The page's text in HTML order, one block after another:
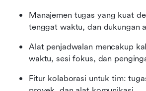
Manajemen tugas yang kuat
tenggat waktu, dan dukungan
Alat penjadwalan mencakup
waktu, sesi fokus, dan
Fitur kolaborasi untuk tim: